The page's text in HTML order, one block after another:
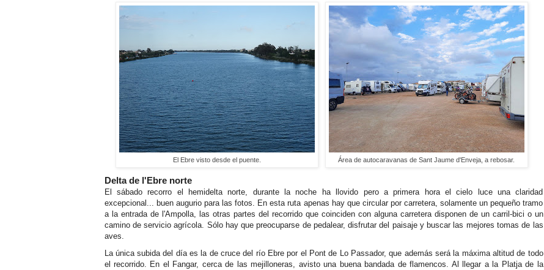
El Ebre visto desde el puente. Área de autocaravanas de Sant Jaume d'Enveja, a rebosar.
Delta de l'Ebre norte
El sábado recorro el hemidelta norte, durante la noche ha llovido pero a primera hora el cielo luce una claridad
excepcional... buen augurio para las fotos. En esta ruta apenas hay que circular por carretera, solamente un pequeño tramo
a la entrada de l'Ampolla, las otras partes del recorrido que coinciden con alguna carretera disponen de un carril-bici o un
camino de servicio agrícola. Sólo hay que preocuparse de pedalear, disfrutar del paisaje y buscar las mejores tomas de las
aves.
La única subida del día es la de cruce del río Ebre por el Pont de Lo Passador, que además será la máxima altitud de todo
el recorrido. En el Fangar, cerca de las mejilloneras, avisto una buena bandada de flamencos. Al llegar a la Platja de la